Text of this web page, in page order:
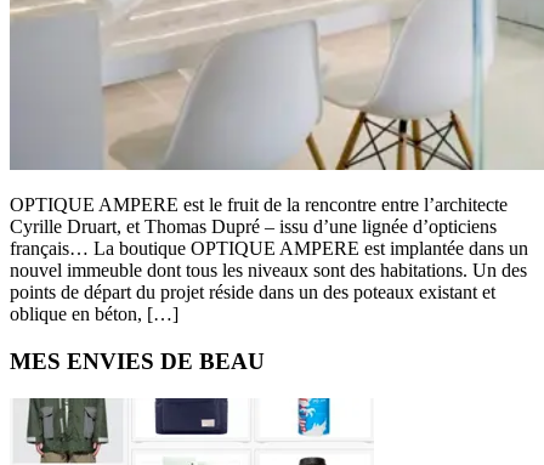
OPTIQUE AMPERE est le fruit de la rencontre entre l’architecte
Cyrille Druart, et Thomas Dupré – issu d’une lignée d’opticiens
français… La boutique OPTIQUE AMPERE est implantée dans un
nouvel immeuble dont tous les niveaux sont des habitations. Un des
points de départ du projet réside dans un des poteaux existant et
oblique en béton, […]
Primary
Sidebar
MES ENVIES DE BEAU